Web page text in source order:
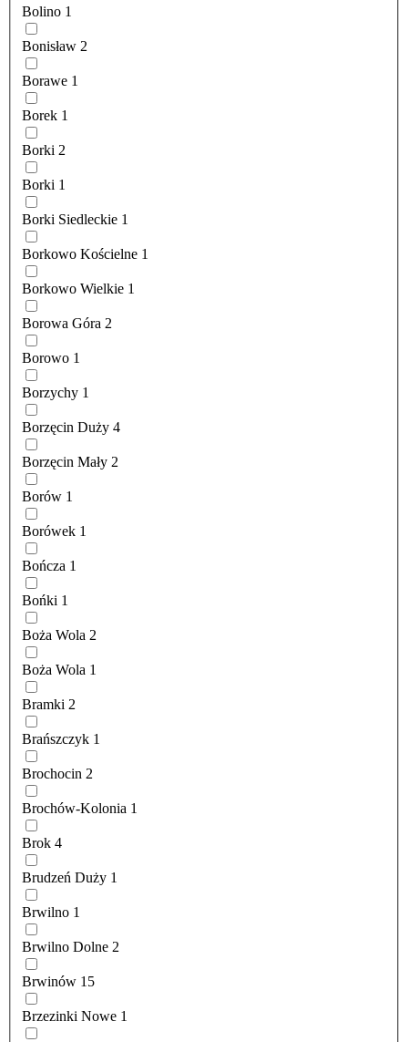
Bolino 1
Bonisław 2
Borawe 1
Borek 1
Borki 2
Borki 1
Borki Siedleckie 1
Borkowo Kościelne 1
Borkowo Wielkie 1
Borowa Góra 2
Borowo 1
Borzychy 1
Borzęcin Duży 4
Borzęcin Mały 2
Borów 1
Borówek 1
Bończa 1
Bońki 1
Boża Wola 2
Boża Wola 1
Bramki 2
Brańszczyk 1
Brochocin 2
Brochów-Kolonia 1
Brok 4
Brudzeń Duży 1
Brwilno 1
Brwilno Dolne 2
Brwinów 15
Brzezinki Nowe 1